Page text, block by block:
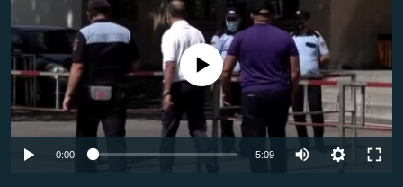
ՊԱՏԵՐԱԶՄԻ 6 ՇԱԲԱԹՆԵՐԸ
ՏԱՐԱԾԱՇՐՋԱՆ
ՄԻՋԱԶԳԱՅԻՆ
ՄՇԱԿՈՒՅԹ
ՍՊՈՐՏ
No media source currently available
0:00 5:09